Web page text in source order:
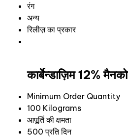
रंग
अन्य
रिलीज़ का प्रकार
कार्बेन्डाज़िम 12%
Minimum Order Quantity
100 Kilograms
आपूर्ति की क्षमता
500 प्रति दिन